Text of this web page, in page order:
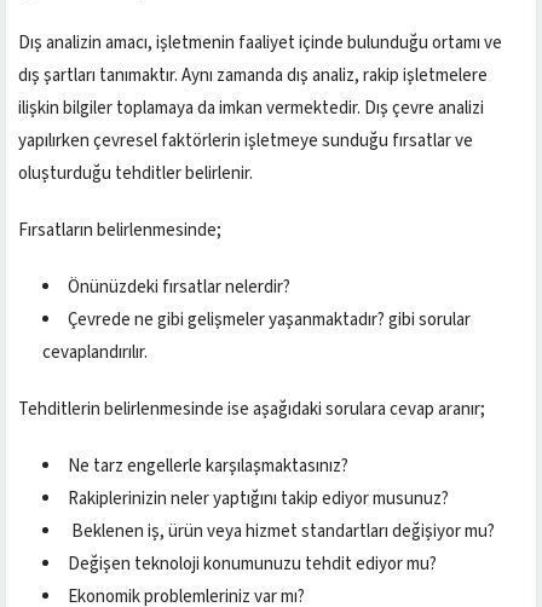
Dış analizin amacı, işletmenin faaliyet içinde bulunduğu ortamı ve
dış şartları tanımaktır. Aynı zamanda dış analiz, rakip işletmelere
ilişkin bilgiler toplamaya da imkan vermektedir. Dış çevre analizi
yapılırken çevresel faktörlerin işletmeye sunduğu fırsatlar ve
oluşturduğu tehditler belirlenir.
Fırsatların belirlenmesinde;
Önünüzdeki fırsatlar nelerdir?
Çevrede ne gibi gelişmeler yaşanmaktadır? gibi sorular
cevaplandırılır.
Tehditlerin belirlenmesinde ise aşağıdaki sorulara cevap aranır;
Ne tarz engellerle karşılaşmaktasınız?
Rakiplerinizin neler yaptığını takip ediyor musunuz?
Beklenen iş, ürün veya hizmet standartları değişiyor mu?
Değişen teknoloji konumunuzu tehdit ediyor mu?
Ekonomik problemleriniz var mı?